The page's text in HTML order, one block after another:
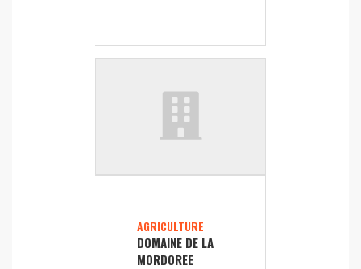
AGRICULTURE
DOMAINE DE LA
MORDOREE